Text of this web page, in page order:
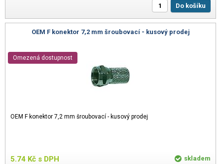
Do košíku
OEM F konektor 7,2 mm šroubovací - kusový prodej
OEM F konektor 7,2 mm šroubovací - kusový prodej
5.74 Kč s DPH
Omezená dostupnost
skladem